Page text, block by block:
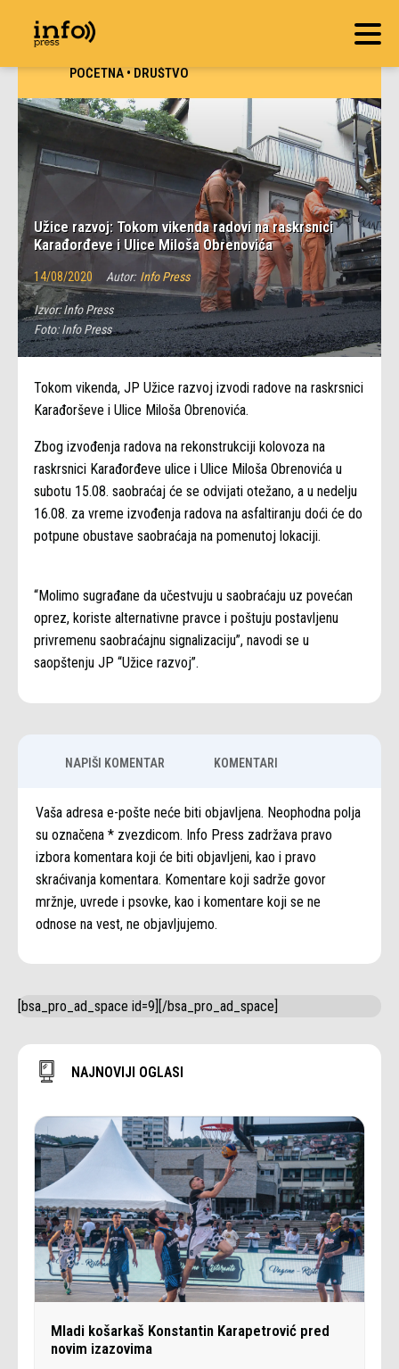
POČETNA•DRUŠTVO
Užice razvoj: Tokom vikenda radovi na raskrsnici
Karađorđeve i Ulice Miloša Obrenovića
14/08/2020 Autor: Info Press
Izvor:Info Press
Foto:Info Press
Tokom vikenda, JP Užice razvoj izvodi radove na raskrsnici
Karađorševe i Ulice Miloša Obrenovića.
Zbog izvođenja radova na rekonstrukciji kolovoza na
raskrsnici Karađorđeve ulice i Ulice Miloša Obrenovića u
subotu 15.08. saobraćaj će se odvijati otežano, a u nedelju
16.08. za vreme izvođenja radova na asfaltiranju doći će do
potpune obustave saobraćaja na pomenutoj lokaciji.
“Molimo sugrađane da učestvuju u saobraćaju uz povećan
oprez, koriste alternativne pravce i poštuju postavljenu
privremenu saobraćajnu signalizaciju”, navodi se u
saopštenju JP “Užice razvoj”.
NAPIŠI KOMENTAR KOMENTARI
Vaša adresa e-pošte neće biti objavljena. Neophodna polja
su označena * zvezdicom. Info Press zadržava pravo
izbora komentara koji će biti objavljeni, kao i pravo
skraćivanja komentara. Komentare koji sadrže govor
mržnje, uvrede i psovke, kao i komentare koji se ne
odnose na vest, ne objavljujemo.
[bsa_pro_ad_space id=9][/bsa_pro_ad_space]
NAJNOVIJI OGLASI
Mladi košarkaš Konstantin Karapetrović pred
novim izazovima